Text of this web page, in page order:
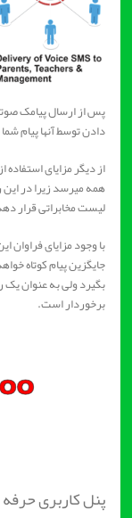
پس از ارسال پیامک
دادن توسط آنها پیام
از دیگر مزایای
همه میرسد زیرا در
لیست مخابراتی قرار
با وجود مزایای فراوان
جایگزین پیام کوتاه
بگیرد ولی به عنوان یک
برخوردار است.
پنل کاربری